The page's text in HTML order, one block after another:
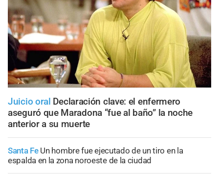
Juicio oral Declaración clave: el enfermero
aseguró que Maradona “fue al baño” la noche
anterior a su muerte
Santa Fe Un hombre fue ejecutado de un tiro en la
espalda en la zona noroeste de la ciudad